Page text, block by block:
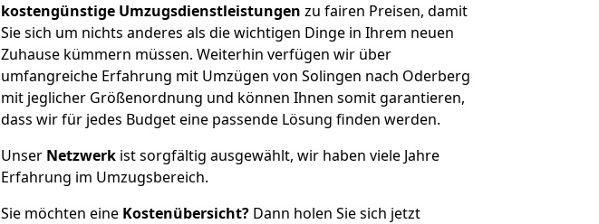
kostengünstige Umzugsdienstleistungen zu fairen Preisen, damit
Sie sich um nichts anderes als die wichtigen Dinge in Ihrem neuen
Zuhause kümmern müssen. Weiterhin verfügen wir über
umfangreiche Erfahrung mit Umzügen von Solingen nach Oderberg
mit jeglicher Größenordnung und können Ihnen somit garantieren,
dass wir für jedes Budget eine passende Lösung finden werden.
Unser Netzwerk ist sorgfältig ausgewählt, wir haben viele Jahre
Erfahrung im Umzugsbereich.
Sie möchten eine Kostenübersicht? Dann holen Sie sich jetzt